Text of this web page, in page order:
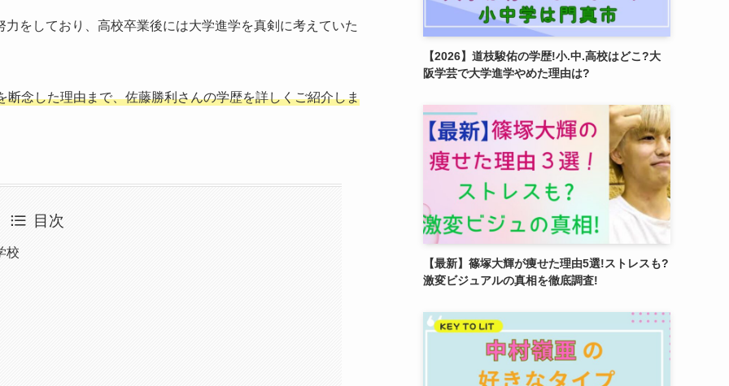
をしており、高校卒業後には大学進学を真剣に考えていた
断念した理由まで、佐藤勝利さんの学歴を詳しくご紹介しま
目次
校
【2026】道枝駿佑の学歴!小.中.高校はどこ?大
阪学芸で大学進学やめた理由は?
【最新】篠塚大輝が痩せた理由5選!ストレスも?
激変ビジュアルの真相を徹底調査!